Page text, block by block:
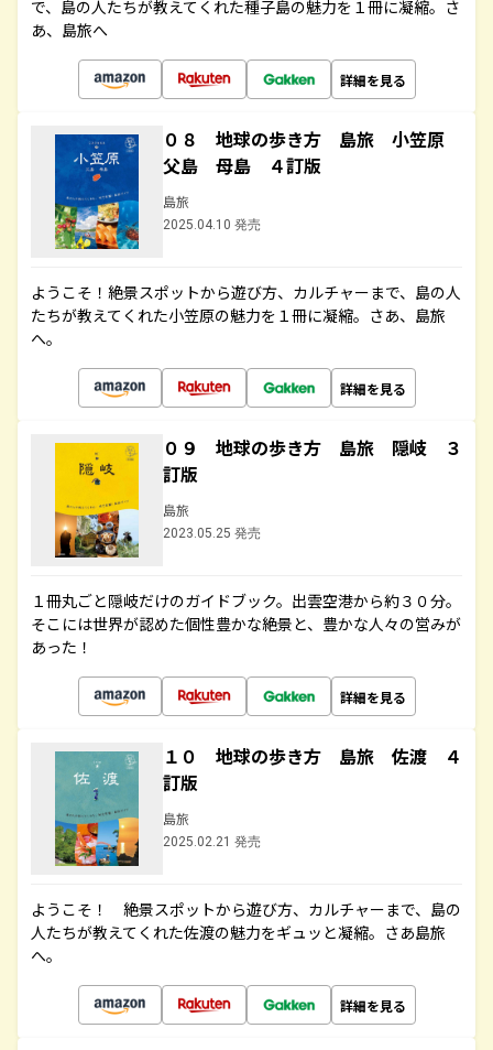
で、島の人たちが教えてくれた種子島の魅力を１冊に凝縮。さ
あ、島旅へ
詳細を見る
０８ 地球の歩き方 島旅 小笠原
父島 母島 ４訂版
島旅
2025.04.10 発売
ようこそ！絶景スポットから遊び方、カルチャーまで、島の人
たちが教えてくれた小笠原の魅力を１冊に凝縮。さあ、島旅
へ。
詳細を見る
０９ 地球の歩き方 島旅 隠岐 ３
訂版
島旅
2023.05.25 発売
１冊丸ごと隠岐だけのガイドブック。出雲空港から約３０分。
そこには世界が認めた個性豊かな絶景と、豊かな人々の営みが
あった！
詳細を見る
１０ 地球の歩き方 島旅 佐渡 ４
訂版
島旅
2025.02.21 発売
ようこそ！ 絶景スポットから遊び方、カルチャーまで、島の
人たちが教えてくれた佐渡の魅力をギュッと凝縮。さあ島旅
へ。
詳細を見る